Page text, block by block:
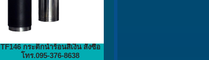
TF146 กระติกน้ำร้อนสีเงิน สั่งซื้อ
โทร.095-376-8638